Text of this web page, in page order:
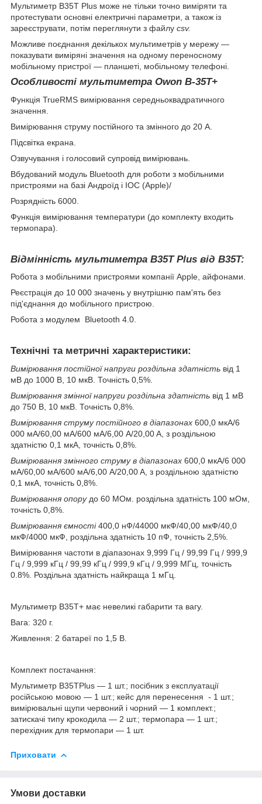
Мультиметр B35T Plus може не тільки точно виміряти та
протестувати основні електричні параметри, а також із
зареєструвати, потім переглянути з файлу csv.
Можливе поєднання декількох мультиметрів у мережу —
показувати виміряні значення на одному переносному
мобільному пристрої — планшеті, мобільному телефоні.
Особливості мультиметра Owon B-35T+
Функція TrueRMS вимірювання середньоквадратичного
значення.
Вимірювання струму постійного та змінного до 20 А.
Підсвітка екрана.
Озвучування і голосовий супровід вимірювань.
Вбудований модуль Bluetooth для роботи з мобільними
пристроями на базі Андроїд і ІОС (Apple)/
Розрядність 6000.
Функція вимірювання температури (до комплекту входить
термопара).
Відмінність мультиметра B35T Plus від B35T:
Робота з мобільними пристроями компанії Apple, айфонами.
Реєстрація до 10 000 значень у внутрішню пам'ять без
під'єднання до мобільного пристрою.
Робота з модулем Bluetooth 4.0.
Технічні та метричні характеристики:
Вимірювання постійної напруги роздільна здатність від 1
мВ до 1000 В, 10 мкВ. Точність 0,5%.
Вимірювання змінної напруги роздільна здатність від 1 мВ
до 750 В, 10 мкВ. Точність 0,8%.
Вимірювання струму постійного в діапазонах 600,0 мкА/6
000 мА/60,00 мА/600 мА/6,00 A/20,00 A, з роздільною
здатністю 0,1 мкА, точність 0,8%.
Вимірювання змінного струму в діапазонах 600,0 мкА/6 000
мА/60,00 мА/600 мА/6,00 A/20,00 A, з роздільною здатністю
0,1 мкА, точність 0,8%.
Вимірювання опорудо 60 МОм. роздільна здатність 100 мОм,
точність 0,8%.
Вимірювання ємності400,0 нФ/44000 мкФ/40,00 мкФ/40,0
мкФ/4000 мкФ, роздільна здатність 10 пФ, точність 2,5%.
Вимірювання частоти в діапазонах 9,999 Гц / 99,99 Гц / 999,9
Гц / 9,999 кГц / 99,99 кГц / 999,9 кГц / 9,999 МГц, точність
0.8%. Роздільна здатність найкраща 1 мГц.
Мультиметр В35Т+ має невеликі габарити та вагу.
Вага: 320 г.
Живлення: 2 батареї по 1,5 В.
Комплект постачання:
Мультиметр B35TPlus — 1 шт.; посібник з експлуатації
російською мовою — 1 шт.; кейс для перенесення - 1 шт.;
вимірювальні щупи червоний і чорний — 1 комплект.;
затискачі типу крокодила — 2 шт.; термопара — 1 шт.;
перехідник для термопари — 1 шт.
Приховати
Умови доставки